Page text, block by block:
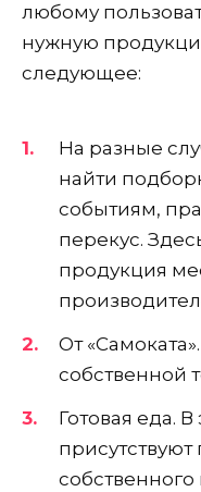
любому
нужную
следующее:
На разные
найти
событиям,
перекус.
продукция
От
собственной
Готовая еда.
собственного